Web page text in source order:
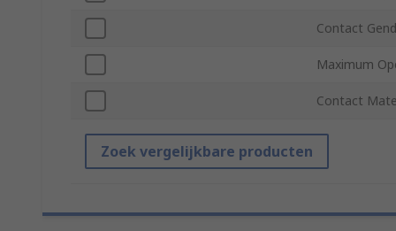
Contact
Maximum
Contact
Zoek vergelijkbare producten